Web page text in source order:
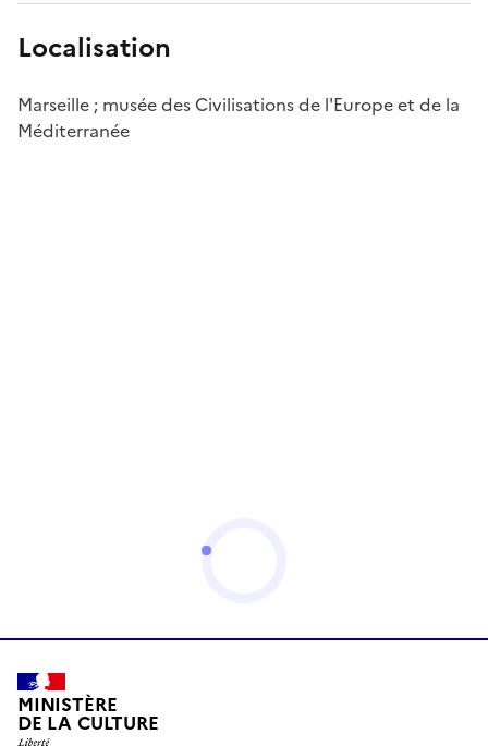
Localisation
Marseille ; musée des Civilisations de l'Europe et de la
Méditerranée
MINISTÈRE
DE LA CULTURE